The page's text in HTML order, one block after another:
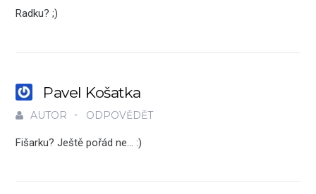
Radku? ;)
Pavel Košatka
AUTOR ODPOVĚDĚT
Fišarku? Ještě pořád ne… :)